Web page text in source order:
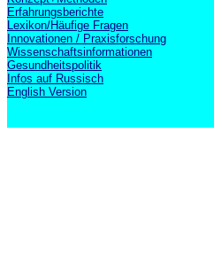
Erfahrungsberichte
Lexikon/Häufige Fragen
Innovationen / Praxisforschung
Wissenschaftsinformationen
Gesundheitspolitik
Infos auf Russisch
English Version